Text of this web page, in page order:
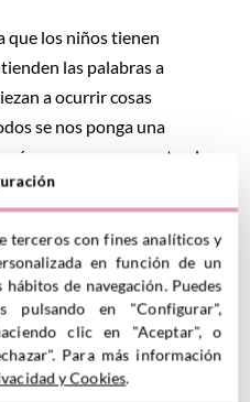
que los niños tienen
las palabras a
a ocurrir cosas
se nos ponga una
sí, por eso nos encantan los
, porque sacan ese lado
antes de que empiecen
terceros con fines analíticos y
en función de un
de navegación. Puedes
pulsando en "Configurar",
clic en "Aceptar", o
Para más información
y Cookies.